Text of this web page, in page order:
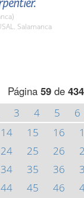
Salamanca
Página 59 de 434
3 4 5 6
14 15 16
24 25 26
34 35 36
44 45 46